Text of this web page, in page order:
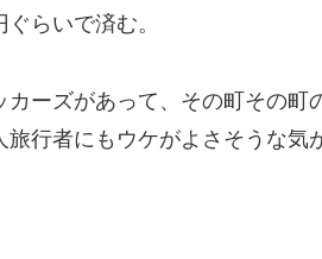
らいで済む。
ーズがあって、その町その町
行者にもウケがよさそうな気